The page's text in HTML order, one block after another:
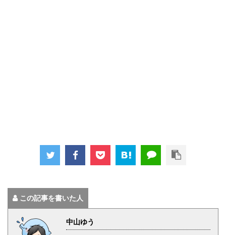
この記事を書いた人
中山ゆう